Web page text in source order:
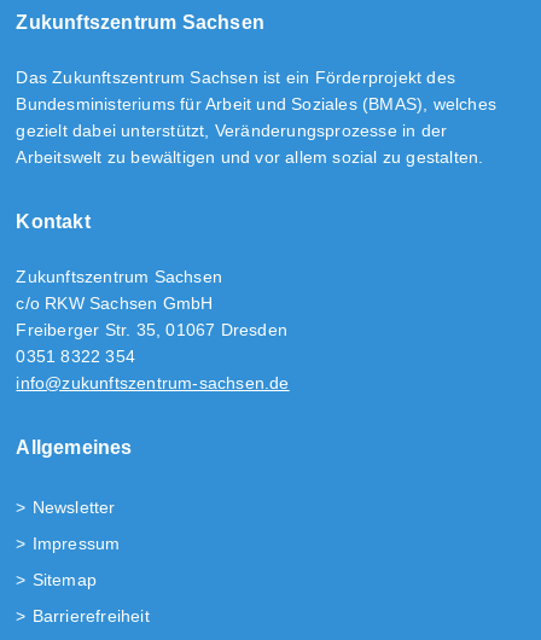
Zukunftszentrum Sachsen
Das Zukunftszentrum Sachsen ist ein Förderprojekt des
Bundesministeriums für Arbeit und Soziales (BMAS), welches
gezielt dabei unterstützt, Veränderungsprozesse in der
Arbeitswelt zu bewältigen und vor allem sozial zu gestalten.
Kontakt
Zukunftszentrum Sachsen
c/o RKW Sachsen GmbH
Freiberger Str. 35, 01067 Dresden
0351 8322 354
info@zukunftszentrum-sachsen.de
Allgemeines
Newsletter
Impressum
Sitemap
Barrierefreiheit